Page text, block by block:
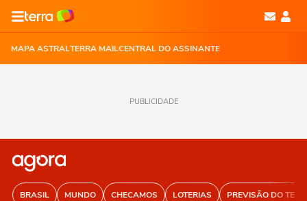
MAPA ASTRALTERRA MAILCENTRAL DO ASSINANTE
PUBLICIDADE
BRASIL MUNDO CHECAMOS LOTERIAS PREVISÃO DO